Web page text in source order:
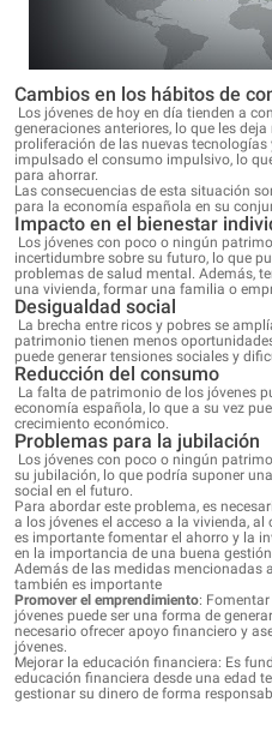
Cambios en los hábitos de
Los jóvenes de hoy en día tienden a
generaciones anteriores, lo que les
proliferación de las nuevas tecnologías
impulsado el consumo impulsivo, lo
para ahorrar.
Las consecuencias de esta situación
para la economía española en su
Impacto en el bienestar
Los jóvenes con poco o ningún
incertidumbre sobre su futuro, lo que
problemas de salud mental. Además,
una vivienda, formar una familia o
Desigualdad social
La brecha entre ricos y pobres se
patrimonio tienen menos
puede generar tensiones sociales y
Reducción del consumo
La falta de patrimonio de los jóvenes
economía española, lo que a su vez
crecimiento económico.
Problemas para la jubilación
Los jóvenes con poco o ningún
su jubilación, lo que podría suponer
social en el futuro.
Para abordar este problema, es
a los jóvenes el acceso a la vivienda,
es importante fomentar el ahorro y la
en la importancia de una buena
Además de las medidas mencionadas
también es importante
Promover el emprendimiento:
jóvenes puede ser una forma de
necesario ofrecer apoyo financiero y
jóvenes.
Mejorar la educación financiera: Es
educación financiera desde una edad
gestionar su dinero de forma